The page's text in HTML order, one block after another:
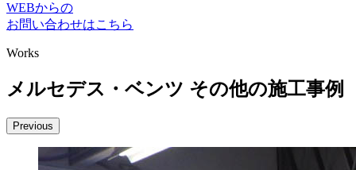
WEBからの
お問い合わせはこちら
Works
メルセデス・ベンツ その他の施工事例
Previous